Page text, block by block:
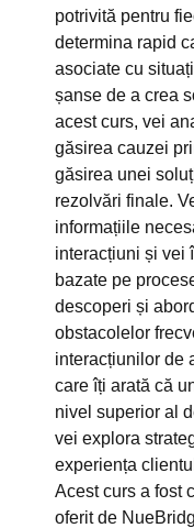
potrivită pentru
determina rapid
asociate cu
șanse de a crea
acest curs, vei
găsirea cauzei
găsirea unei
rezolvări finale.
informațiile
interacțiuni și vei
bazate pe
descoperi și
obstacolelor
interacțiunilor de
care îți arată că
nivel superior al
vei explora
experiența
Acest curs a fost
oferit de